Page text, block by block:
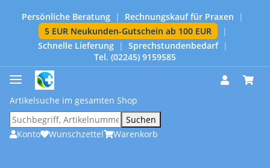
Persönliche Beratung | Rechnungskauf für Praxen
|
5 EUR Neukunden-Gutschein ab 100 EUR
|
Schnelle Lieferung
| Sprechstundenbedarf
|
Tel. (02245) 9159585
Artikelsuche im gesamten Shop
Suchen
Konto
Wunschzettel Warenkorb